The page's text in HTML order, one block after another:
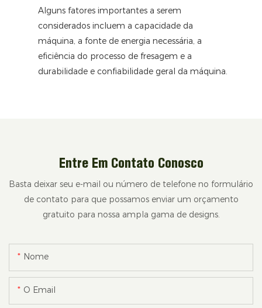
Alguns fatores importantes a serem
considerados incluem a capacidade da
máquina, a fonte de energia necessária, a
eficiência do processo de fresagem e a
durabilidade e confiabilidade geral da máquina.
Entre Em Contato Conosco
Basta deixar seu e-mail ou número de telefone no formulário
de contato para que possamos enviar um orçamento
gratuito para nossa ampla gama de designs.
Nome
O Email